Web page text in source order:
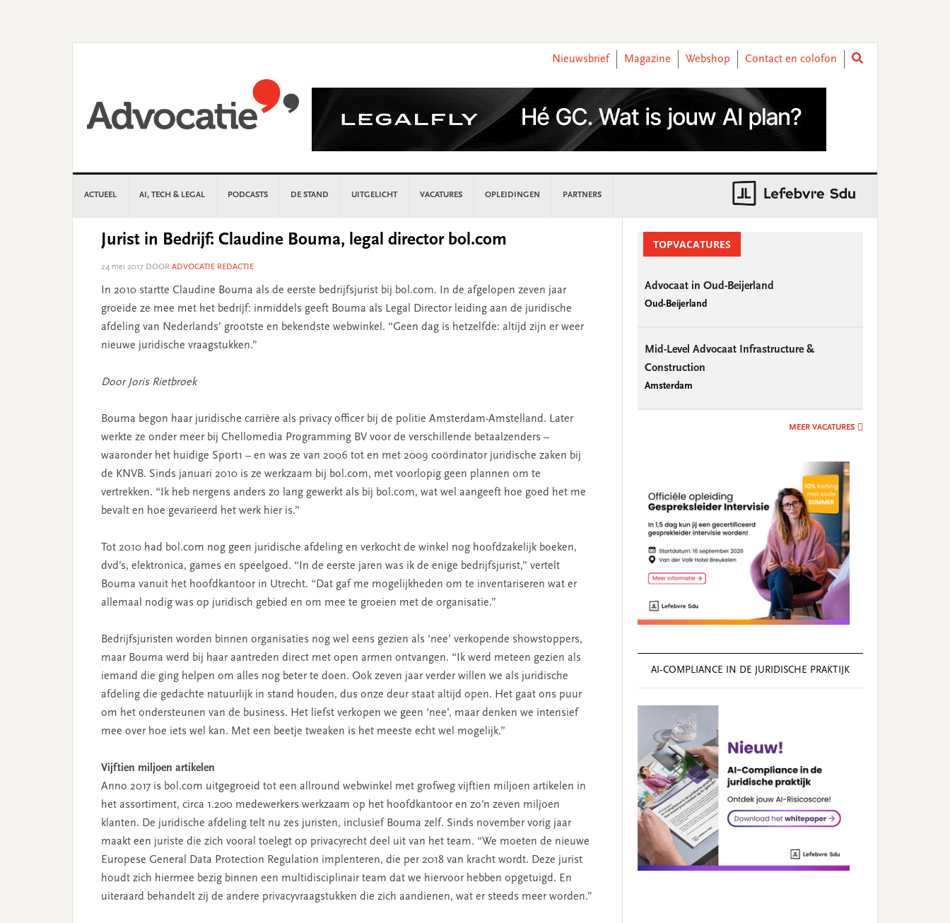
Nieuwsbrief
Magazine Webshop Contact en colofon
ACTUEEL AI, TECH & LEGAL PODCASTS DE STAND UITGELICHT VACATURES OPLEIDINGEN PARTNERS
Jurist in Bedrijf: Claudine Bouma, legal director bol.com
24 mei 2017 DOOR ADVOCATIE REDACTIE
In 2010 startte Claudine Bouma als de eerste bedrijfsjurist bij bol.com. In de afgelopen zeven jaar
groeide ze mee met het bedrijf: inmiddels geeft Bouma als Legal Director leiding aan de juridische
afdeling van Nederlands’ grootste en bekendste webwinkel. “Geen dag is hetzelfde: altijd zijn er weer
nieuwe juridische vraagstukken.”
Door Joris Rietbroek
Bouma begon haar juridische carrière als privacy officer bij de politie Amsterdam-Amstelland. Later
werkte ze onder meer bij Chellomedia Programming BV voor de verschillende betaalzenders –
waaronder het huidige Sport1 – en was ze van 2006 tot en met 2009 coördinator juridische zaken bij
de KNVB. Sinds januari 2010 is ze werkzaam bij bol.com, met voorlopig geen plannen om te
vertrekken. “Ik heb nergens anders zo lang gewerkt als bij bol.com, wat wel aangeeft hoe goed het me
bevalt en hoe gevarieerd het werk hier is.”
Tot 2010 had bol.com nog geen juridische afdeling en verkocht de winkel nog hoofdzakelijk boeken,
dvd’s, elektronica, games en speelgoed. “In de eerste jaren was ik de enige bedrijfsjurist,” vertelt
Bouma vanuit het hoofdkantoor in Utrecht. “Dat gaf me mogelijkheden om te inventariseren wat er
allemaal nodig was op juridisch gebied en om mee te groeien met de organisatie.”
Bedrijfsjuristen worden binnen organisaties nog wel eens gezien als ‘nee’ verkopende showstoppers,
maar Bouma werd bij haar aantreden direct met open armen ontvangen. “Ik werd meteen gezien als
iemand die ging helpen om alles nog beter te doen. Ook zeven jaar verder willen we als juridische
afdeling die gedachte natuurlijk in stand houden, dus onze deur staat altijd open. Het gaat ons puur
om het ondersteunen van de business. Het liefst verkopen we geen ‘nee’, maar denken we intensief
mee over hoe iets wel kan. Met een beetje tweaken is het meeste echt wel mogelijk.”
Vijftien miljoen artikelen
Anno 2017 is bol.com uitgegroeid tot een allround webwinkel met grofweg vijftien miljoen artikelen in
het assortiment, circa 1.200 medewerkers werkzaam op het hoofdkantoor en zo’n zeven miljoen
klanten. De juridische afdeling telt nu zes juristen, inclusief Bouma zelf. Sinds november vorig jaar
maakt een juriste die zich vooral toelegt op privacyrecht deel uit van het team. “We moeten de nieuwe
Europese General Data Protection Regulation implenteren, die per 2018 van kracht wordt. Deze jurist
houdt zich hiermee bezig binnen een multidisciplinair team dat we hiervoor hebben opgetuigd. En
uiteraard behandelt zij de andere privacyvraagstukken die zich aandienen, wat er steeds meer worden.”
SidebarTOPVACATURES
Advocaat in Oud-Beijerland
Oud-Beijerland
Mid-Level Advocaat Infrastructure &
Construction
Amsterdam
MEER VACATURES
AI‑COMPLIANCE IN DE JURIDISCHE PRAKTIJK